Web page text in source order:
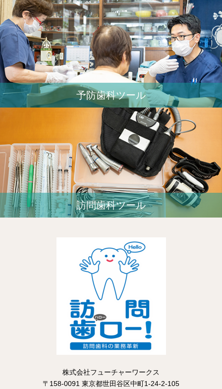
予防歯科ツール
訪問歯科ツール
株式会社フューチャーワークス
〒158-0091 東京都世田谷区中町1-24-2-105